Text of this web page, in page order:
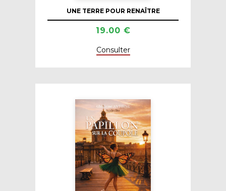
UNE TERRE POUR RENAÎTRE
19.00 €
Consulter